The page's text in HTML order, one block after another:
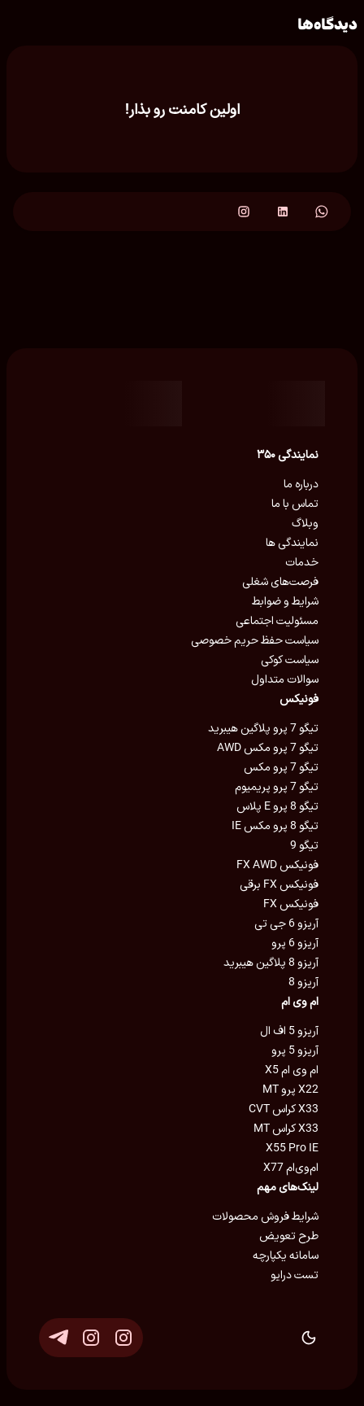
دیدگاه‌ها
اولین کامنت رو بذار!
نمایندگی ۳۵۰
درباره ما
تماس با ما
وبلاگ
نمایندگی ها
خدمات
فرصت‌های شغلی
شرایط و ضوابط
مسئولیت اجتماعی
سیاست حفظ حریم خصوصی
سیاست کوکی
سوالات متداول
فونیکس
تیگو 7 پرو پلاگین هیبرید
تیگو 7 پرو مکس AWD
تیگو 7 پرو مکس
تیگو 7 پرو پریمیوم
تیگو 8 پرو E پلاس
تیگو 8 پرو مکس IE
تیگو 9
فونیکس FX AWD
فونیکس FX برقی
فونیکس FX
آریزو 6 جی تی
آریزو 6 پرو
آریزو 8 پلاگین هیبرید
آریزو 8
ام وی ام
آریزو 5 اف ال
آریزو 5 پرو
ام وی ام X5
X22 پرو MT
X33 کراس CVT
X33 کراس MT
X55 Pro IE
ام‌وی‌ام X77
لینک‌های مهم
شرایط فروش محصولات
طرح تعویض
سامانه یکپارچه
تست درایو
Eron